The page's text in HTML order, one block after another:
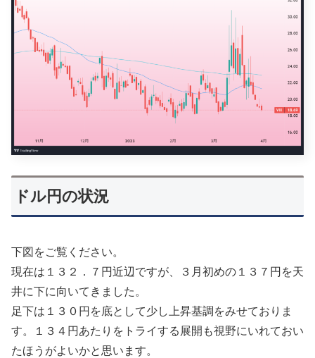
ドル円の状況
下図をご覧ください。
現在は１３２．７円近辺ですが、３月初めの１３７円を天
井に下に向いてきました。
足下は１３０円を底として少し上昇基調をみせておりま
す。１３４円あたりをトライする展開も視野にいれておい
たほうがよいかと思います。